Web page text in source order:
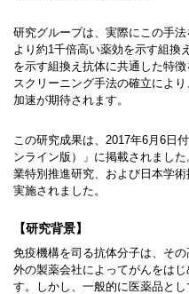
研究グループは、実際にこの手
より約1千倍高い薬効を示す組換
を示す組換え抗体に共通した特
スクリーニング手法の確立によ
加速が期待されます。
この研究成果は、2017年6月6日
ンライン版）」に掲載されまし
業特別推進研究、および日本学
実施されました。
【研究背景】
免疫機構を司る抗体分子は、そ
外の製薬会社によってがんをは
す。しかし、一般的に医薬品と